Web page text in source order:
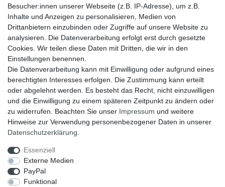
Widerrufs­recht
Daten­schutz­erklärung
Besucher:innen unserer Webseite (z.B. IP-Adresse), um z.B.
Inhalte und Anzeigen zu personalisieren, Medien von
Drittanbietern einzubinden oder Zugriffe auf unsere Website zu
analysieren. Die Datenverarbeitung erfolgt erst durch gesetzte
Cookies. Wir teilen diese Daten mit Dritten, die wir in den
Einstellungen benennen.
Die Datenverarbeitung kann mit Einwilligung oder aufgrund eines
berechtigten Interesses erfolgen. Die Zustimmung kann erteilt
oder abgelehnt werden. Es besteht das Recht, nicht einzuwilligen
und die Einwilligung zu einem späteren Zeitpunkt zu ändern oder
zu widerrufen. Beachten Sie unser Impressum und weitere
Hinweise zur Verwendung personenbezogener Daten in unserer
Daten­schutz­erklärung
Essenziell
Externe Medien
PayPal
Funktional